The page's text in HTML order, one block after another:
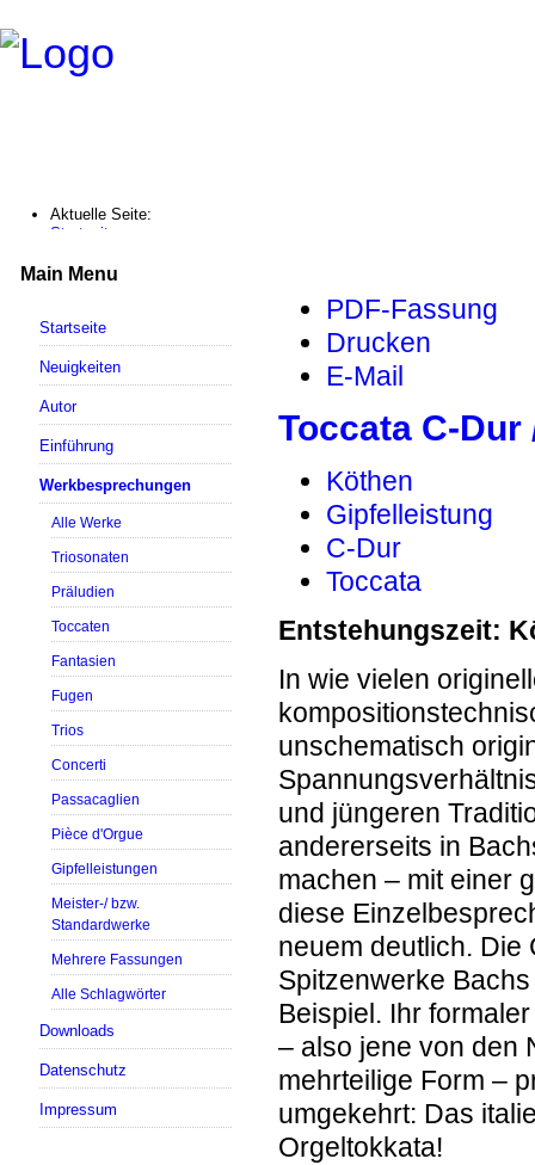
Aktuelle Seite:
Startseite
Toccata C-Dur / BWV 564
Main Menu
Startseite
Neuigkeiten
Autor
Einführung
Werkbesprechungen
Alle Werke
Triosonaten
Präludien
Toccaten
Fantasien
Fugen
Trios
Concerti
Passacaglien
Pièce d'Orgue
Gipfelleistungen
Meister-/ bzw.
Standardwerke
Mehrere Fassungen
Alle Schlagwörter
Downloads
Datenschutz
Impressum
PDF-Fassung
Drucken
E-Mail
Toccata C-Dur
Köthen
Gipfelleistung
C-Dur
Toccata
Entstehungszeit: K
In wie vielen
unschematisch
und jüngeren
andererseits in
machen – mit einer
diese
neuem deutlich. Die
Spitzenwerke
Beispiel. Ihr
– also jene von den
mehrteilige Form –
umgekehrt: Das
Orgeltokkata!